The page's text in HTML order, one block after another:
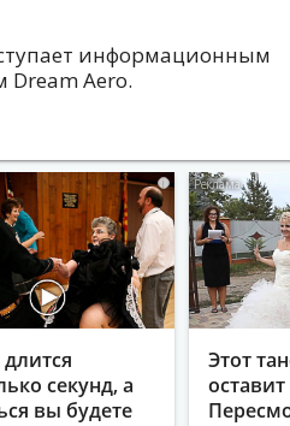
информационным
Dream Aero.
i
секунд, а
вы будете
Этот